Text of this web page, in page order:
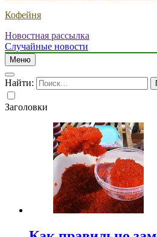
Кофейня
Новостная рассылка
Случайные новости
Меню
Найти:
Заголовки